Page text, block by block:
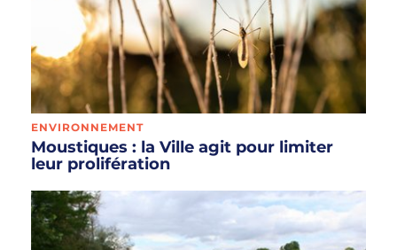
Moustiques : la Ville agit pour limiter
leur prolifération
ENVIRONNEMENT